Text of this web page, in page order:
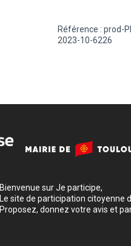
Référence : prod-
2023-10-6226
Bienvenue sur Je participe,
Le site de participation citoyenne
Proposez, donnez votre avis et